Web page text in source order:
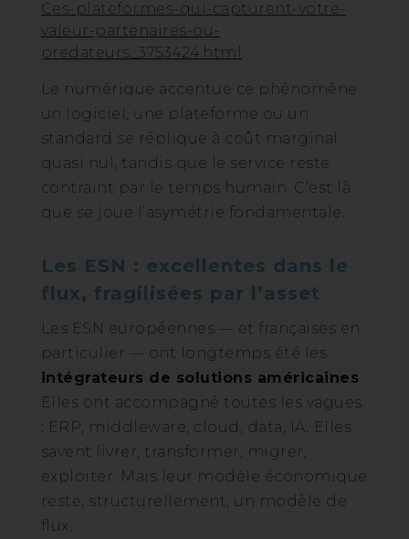
Ces-plateformes-qui-capturent-votre-
valeur-partenaires-ou-
predateurs_3753424.html
Le numérique accentue ce phénomène :
un logiciel, une plateforme ou un
standard se réplique à coût marginal
quasi nul, tandis que le service reste
contraint par le temps humain. C’est là
que se joue l’asymétrie fondamentale.
Les ESN : excellentes dans le
flux, fragilisées par l’asset
Les ESN européennes — et françaises en
particulier — ont longtemps été les
intégrateurs de solutions américaines.
Elles ont accompagné toutes les vagues
: ERP, middleware, cloud, data, IA. Elles
savent livrer, transformer, migrer,
exploiter. Mais leur modèle économique
reste, structurellement, un modèle de
flux.